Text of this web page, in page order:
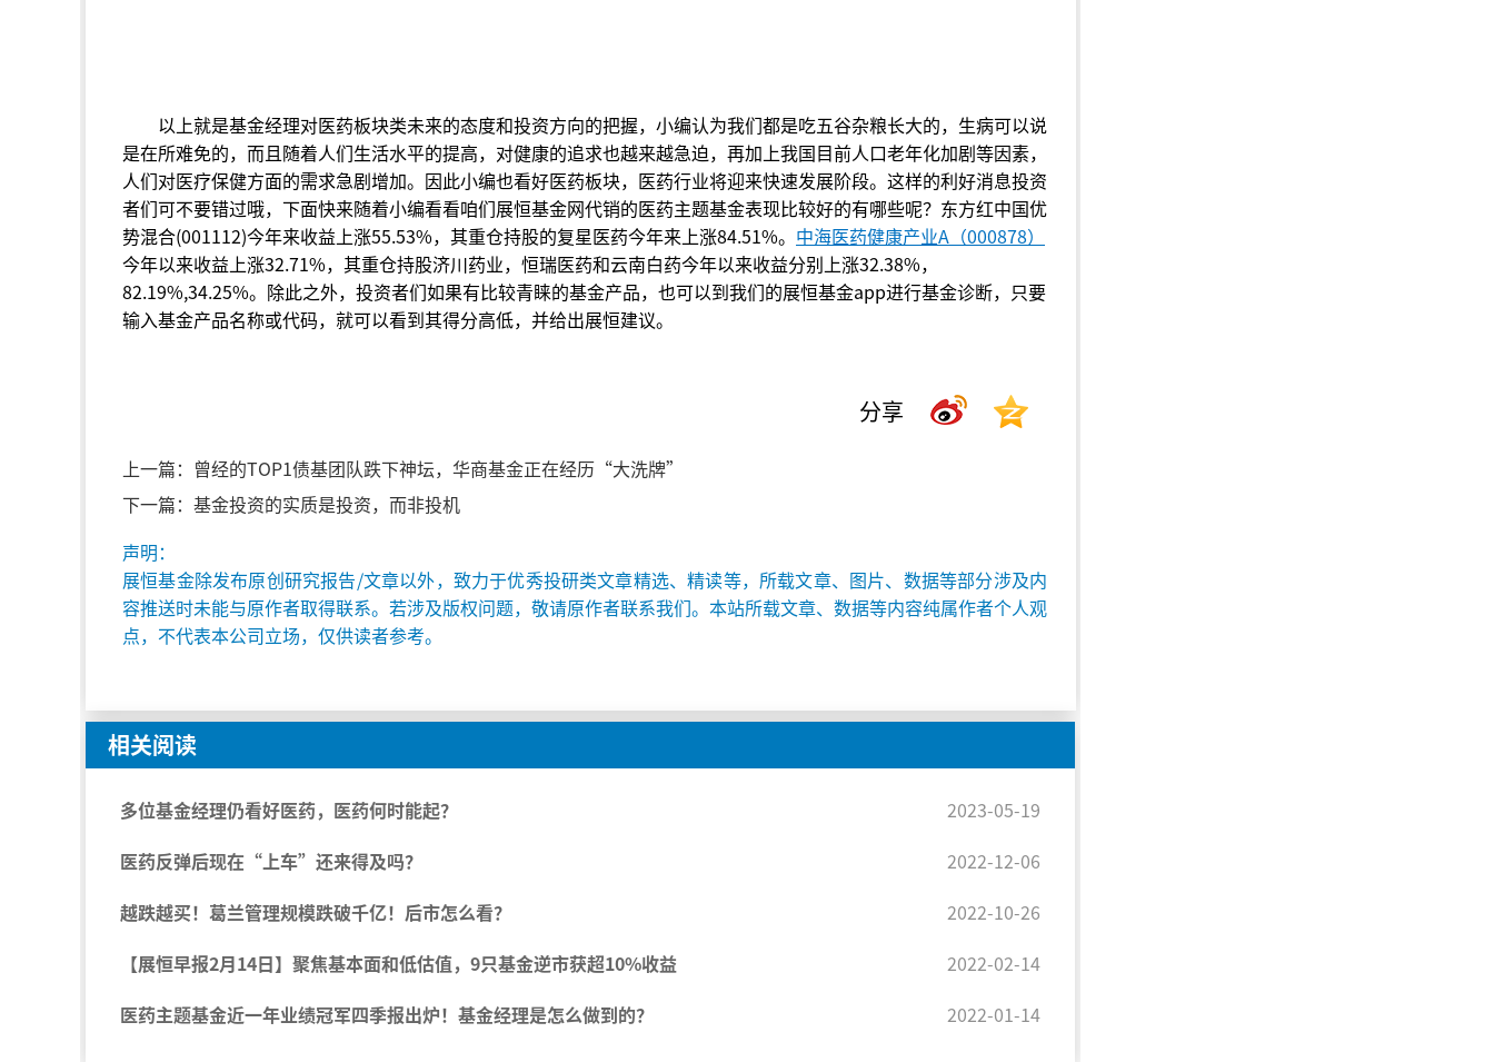
以上就是基金经理对医药板块类未来的态度和投资方向的把握，小编认为我们都是吃五谷杂粮长大的，生病可以说
是在所难免的，而且随着人们生活水平的提高，对健康的追求也越来越急迫，再加上我国目前人口老年化加剧等因素，
人们对医疗保健方面的需求急剧增加。因此小编也看好医药板块，医药行业将迎来快速发展阶段。这样的利好消息投资
者们可不要错过哦，下面快来随着小编看看咱们展恒基金网代销的医药主题基金表现比较好的有哪些呢？东方红中国优
势混合(001112)今年来收益上涨55.53%，其重仓持股的复星医药今年来上涨84.51%。 中海医药健康产业A（000878）
今年以来收益上涨32.71%，其重仓持股济川药业，恒瑞医药和云南白药今年以来收益分别上涨32.38%，
82.19%,34.25%。除此之外，投资者们如果有比较青睐的基金产品，也可以到我们的展恒基金app进行基金诊断，只要
输入基金产品名称或代码，就可以看到其得分高低，并给出展恒建议。
分享
上一篇： 曾经的TOP1债基团队跌下神坛，华商基金正在经历“大洗牌”
下一篇： 基金投资的实质是投资，而非投机
声明：
展恒基金除发布原创研究报告/文章以外，致力于优秀投研类文章精选、精读等，所载文章、图片、数据等部分涉及内
容推送时未能与原作者取得联系。若涉及版权问题，敬请原作者联系我们。本站所载文章、数据等内容纯属作者个人观
点，不代表本公司立场，仅供读者参考。
相关阅读
多位基金经理仍看好医药，医药何时能起？
2023-05-19
医药反弹后现在“上车”还来得及吗？
2022-12-06
越跌越买！葛兰管理规模跌破千亿！后市怎么看？
2022-10-26
【展恒早报2月14日】聚焦基本面和低估值，9只基金逆市获超10%收益
2022-02-14
医药主题基金近一年业绩冠军四季报出炉！基金经理是怎么做到的？
2022-01-14